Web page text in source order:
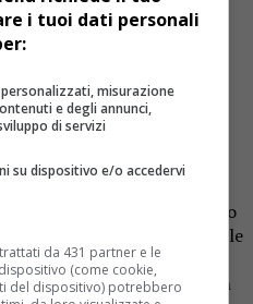
alla Prefettura di Milano a
è disponibile sul sito
intanto il cammino si
concreta anche nei
si è unita per
con loro un momento
in collaborazione con le
Alpini, la Filarmonica
Tana Libera Tutti e con
i tuoi dati personali
misurazione
e degli annunci,
di servizi
su dispositivo e/o accedervi
da 431 partner e le
(come cookie,
del dispositivo) potrebbero